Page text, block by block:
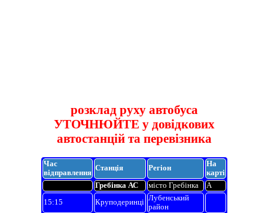
розклад руху автобуса
УТОЧНЮЙТЕ у довідкових
автостанцій та перевізника
Час
відправлення
Станція Регіон
На
карті
Гребінка АС
місто Гребінка
A
15:15
Круподеринці Лубенський
район